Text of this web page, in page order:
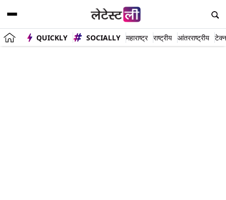
QUICKLY SOCIALLY महाराष्ट्र राष्ट्रीय आंतरराष्ट्रीय